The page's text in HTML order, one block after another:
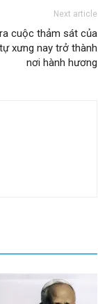
Next article
cuộc thảm sát của
xưng nay trở thành
nơi hành hương